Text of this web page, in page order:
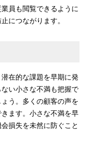
員も閲覧できるように
につながります。
在的な課題を早期に発
い小さな不満も把握で
う。多くの顧客の声を
ます。小さな不満を早
損失を未然に防ぐこと